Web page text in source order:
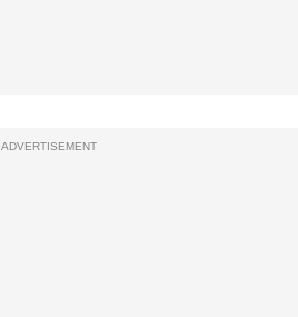
ADVERTISEMENT